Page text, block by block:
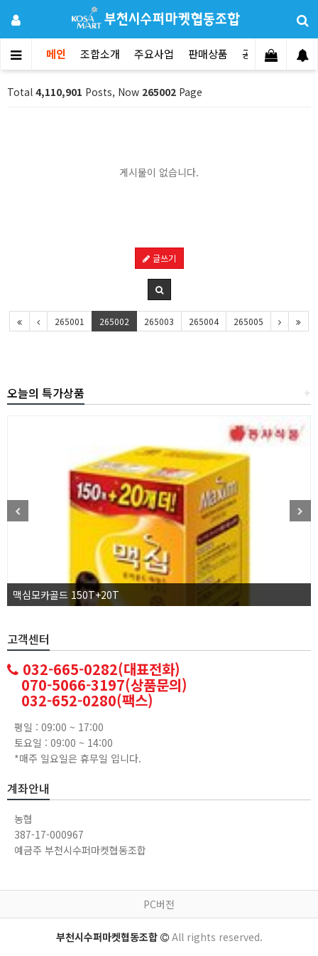
메인 조합소개 주요사업 판매상품 공지사항 문
Total 4,110,901 Posts, Now 265002 Page
게시물이 없습니다.
글쓰기
265001 265002 265003 265004 265005
+
오늘의 특가상품
맥심모카골드 150T+20T
고객센터
032-665-0282(대표전화)
070-5066-3197(상품문의)
032-652-0280(팩스)
평일 : 09:00 ~ 17:00
토요일 : 09:00 ~ 14:00
*매주 일요일은 휴무일 입니다.
계좌안내
농협
387-17-000967
예금주 부천시수퍼마켓협동조합
PC버전
부천시수퍼마켓협동조합 All rights reserved.